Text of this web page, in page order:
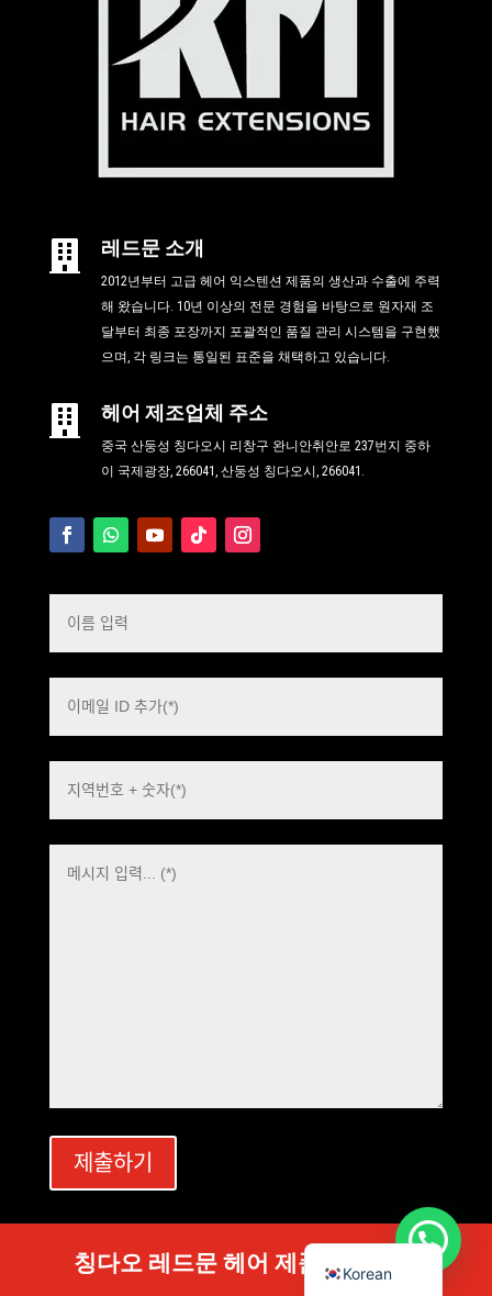
 레드문 소개
2012년부터 고급 헤어 익스텐션 제품의 생산과 수출에 주력
해 왔습니다. 10년 이상의 전문 경험을 바탕으로 원자재 조
달부터 최종 포장까지 포괄적인 품질 관리 시스템을 구현했
으며, 각 링크는 통일된 표준을 채택하고 있습니다.
 헤어 제조업체 주소
중국 산둥성 칭다오시 리창구 완니안취안로 237번지 중하
이 국제광장, 266041, 산둥성 칭다오시, 266041.
제출하기
칭다오 레드문 헤어 제품 유한공사
Korean